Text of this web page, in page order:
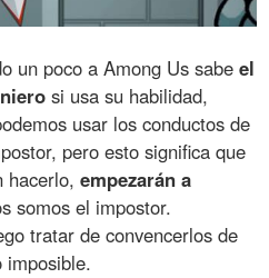
un poco a Among Us sabeel
si usa su habilidad,
usar los conductos de
pero esto significa que
hacerlo,empezarán a
somos el impostor.
tratar de convencerlos de
imposible.